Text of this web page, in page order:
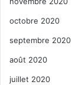
octobre 2020
septembre 2020
août 2020
juillet 2020